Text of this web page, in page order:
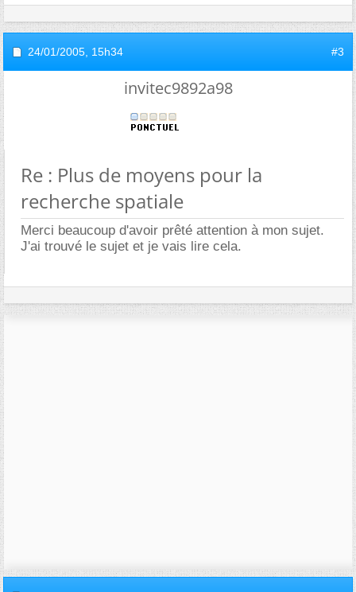
24/01/2005, 15h34 #3
invitec9892a98
Re : Plus de moyens pour la
recherche spatiale
Merci beaucoup d'avoir prêté attention à mon sujet.
J'ai trouvé le sujet et je vais lire cela.